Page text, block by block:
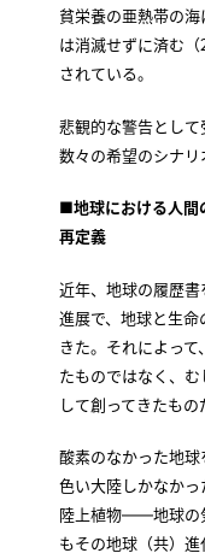
貧栄養の亜熱帯の
は消滅せずに済む
されている。
悲観的な警告とし
数々の希望のシナリ
■地球における人
再定義
近年、地球の履歴
進展で、地球と生
きた。それによっ
たものではなく、む
して創ってきたもの
酸素のなかった地
色い大陸しかなか
陸上植物――地球の
もその地球（共）進